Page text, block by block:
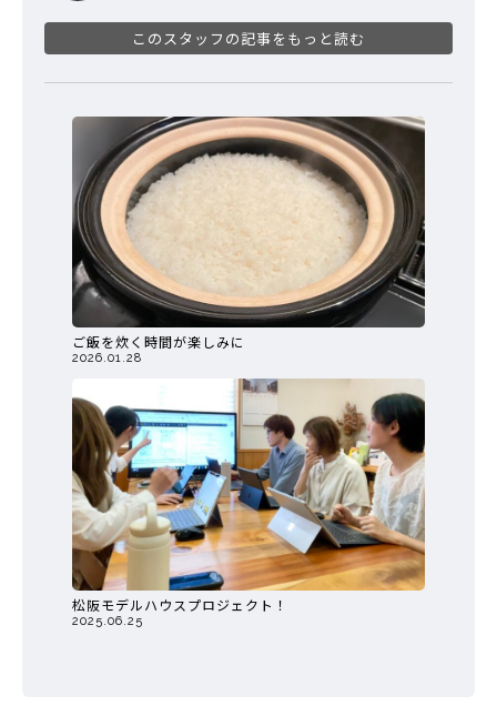
このスタッフの記事をもっと読む
ご飯を炊く時間が楽しみに
2026.01.28
松阪モデルハウスプロジェクト！
2025.06.25